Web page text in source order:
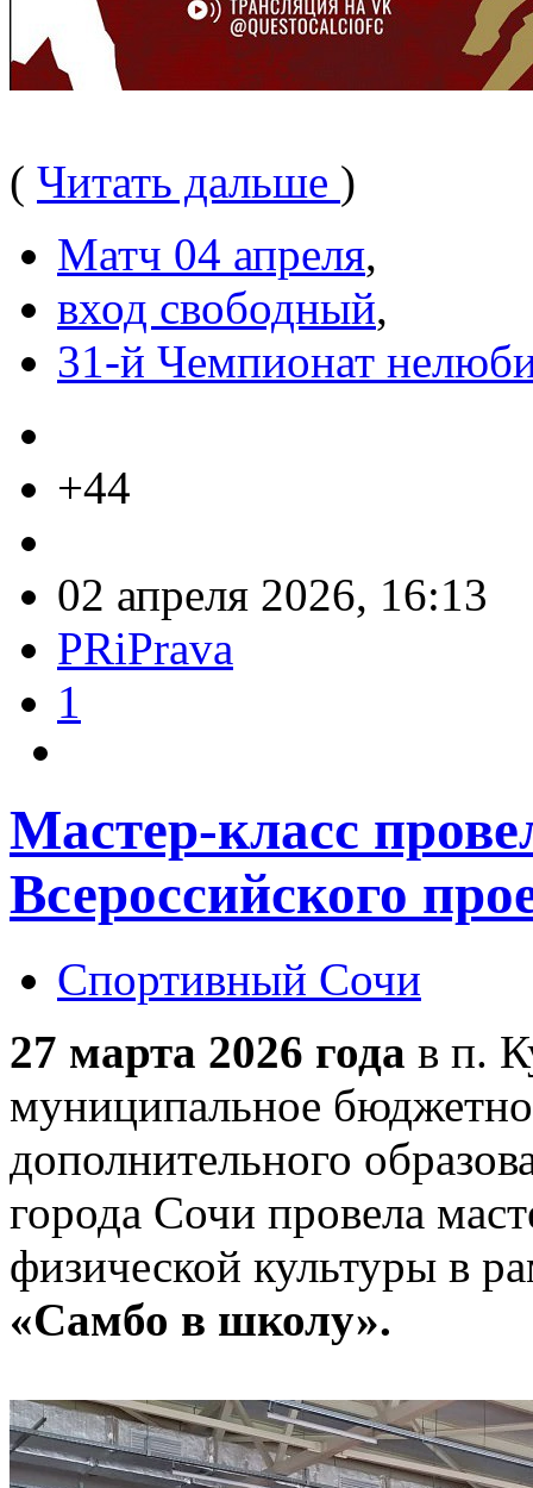
( Читать дальше )
Матч 04 апреля,
вход свободный,
31-й Чемпионат
+44
02 апреля 2026, 16:13
PRiPrava
1
Мастер-класс
Всероссийского
Спортивный Сочи
27 марта 2026 года в п.
муниципальное
дополнительного
города Сочи провела
физической культуры в
«Самбо в школу».